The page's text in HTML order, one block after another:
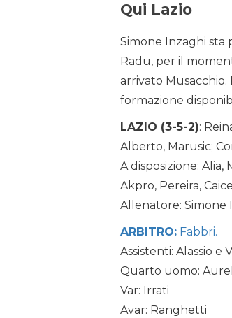
Qui Lazio
Simone Inzaghi sta
Radu, per il
arrivato
formazione
LAZIO (3-5-2):
Alberto, Marusic;
A disposizione: Alia,
Akpro, Pereira,
Allenatore: Simone
ARBITRO: Fabbri.
Assistenti: Alassio e
Quarto uomo:
Var: Irrati
Avar: Ranghetti